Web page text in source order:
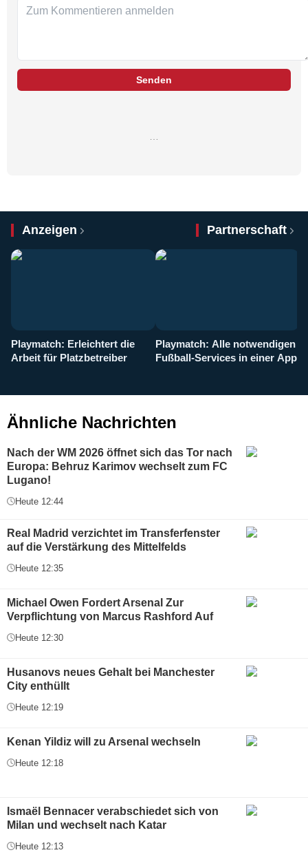
Senden
Anzeigen Partnerschaft
Playmatch: Erleichtert die
Arbeit für Platzbetreiber
Playmatch: Alle notwendigen
Fußball-Services in einer App
Ähnliche Nachrichten
Nach der WM 2026 öffnet sich das Tor nach
Europa: Behruz Karimov wechselt zum FC
Lugano!
Heute 12:44
Real Madrid verzichtet im Transferfenster
auf die Verstärkung des Mittelfelds
Heute 12:35
Michael Owen Fordert Arsenal Zur
Verpflichtung von Marcus Rashford Auf
Heute 12:30
Husanovs neues Gehalt bei Manchester
City enthüllt
Heute 12:19
Kenan Yildiz will zu Arsenal wechseln
Heute 12:18
Ismaël Bennacer verabschiedet sich von
Milan und wechselt nach Katar
Heute 12:13